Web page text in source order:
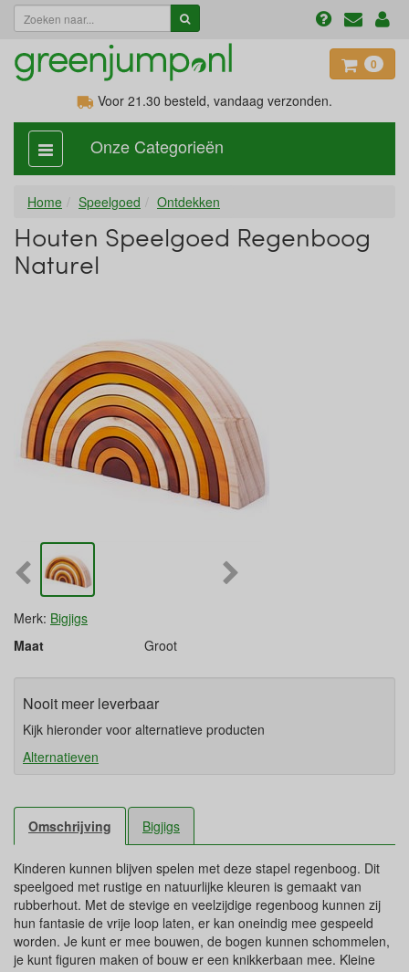
0
Voor 21.30 besteld, vandaag verzonden.
categorie
aan,
Onze Categorieën
Home Speelgoed Ontdekken
Houten Speelgoed Regenboog
Naturel
Merk: Bigjigs
Maat
Groot
Nooit meer leverbaar
Kijk hieronder voor alternatieve producten
Alternatieven
Omschrijving Bigjigs
Kinderen kunnen blijven spelen met deze stapel regenboog. Dit
speelgoed met rustige en natuurlijke kleuren is gemaakt van
rubberhout. Met de stevige en veelzijdige regenboog kunnen zij
hun fantasie de vrije loop laten, er kan oneindig mee gespeeld
worden. Je kunt er mee bouwen, de bogen kunnen schommelen,
je kunt figuren maken of bouw er een knikkerbaan mee. Kleine